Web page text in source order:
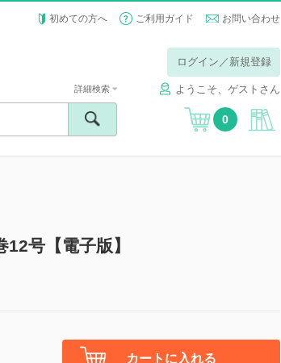
初めての方へ ご利用ガイド お問い合わせ
ログイン／新規登録
ようこそ、ゲストさん
詳細検索
0
号【電子版】
カートに入れる